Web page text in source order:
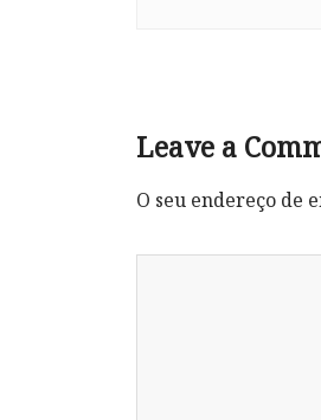
Leave a
O seu endereço de